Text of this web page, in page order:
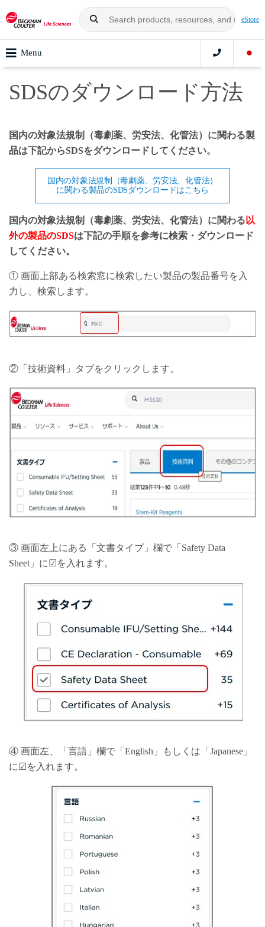
eStore
Menu
SDSのダウンロード方法
国内の対象法規制（毒劇薬、労安法、化管法）に関わる製
品は下記からSDSをダウンロードしてください。
国内の対象法規制（毒劇薬、労安法、化管法）
に関わる製品のSDSダウンロードはこちら
国内の対象法規制（毒劇薬、労安法、化管法）に関わる 以
外の製品のSDSは下記の手順を参考に検索・ダウンロード
してください。
① 画面上部ある検索窓に検索したい製品の製品番号を入
力し、検索します。
②「技術資料」タブをクリックします。
③ 画面左上にある「文書タイプ」欄で「Safety Data
Sheet」に☑を入れます。
④ 画面左、「言語」欄で「English」もしくは「Japanese」
に☑を入れます。